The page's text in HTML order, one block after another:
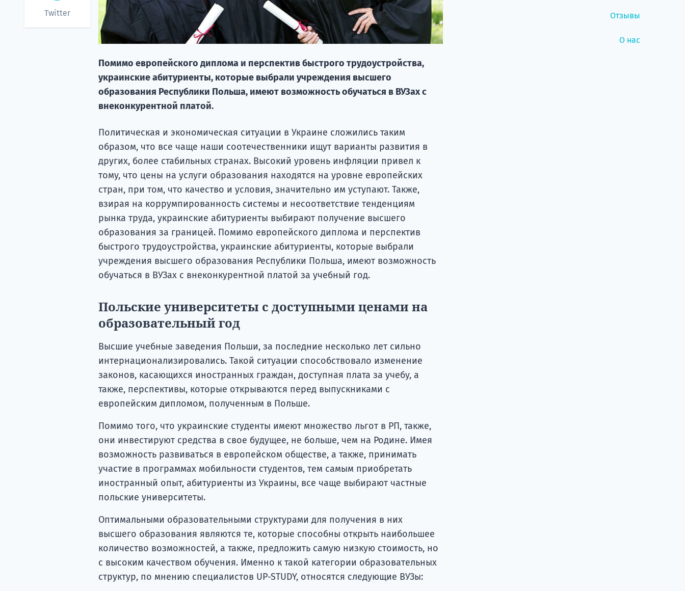
Twitter
Помимо европейского диплома и перспектив быстрого трудоустройства,
украинские абитуриенты, которые выбрали учреждения высшего
образования Республики Польша, имеют возможность обучаться в ВУЗах с
внеконкурентной платой.
Политическая и экономическая ситуации в Украине сложились таким
образом, что все чаще наши соотечественники ищут варианты развития в
других, более стабильных странах. Высокий уровень инфляции привел к
тому, что цены на услуги образования находятся на уровне европейских
стран, при том, что качество и условия, значительно им уступают. Также,
взирая на коррумпированность системы и несоответствие тенденциям
рынка труда, украинские абитуриенты выбирают получение высшего
образования за границей. Помимо европейского диплома и перспектив
быстрого трудоустройства, украинские абитуриенты, которые выбрали
учреждения высшего образования Республики Польша, имеют возможность
обучаться в ВУЗах с внеконкурентной платой за учебный год.
Польские университеты с доступными ценами на
образовательный год
Высшие учебные заведения Польши, за последние несколько лет сильно
интернационализировались. Такой ситуации способствовало изменение
законов, касающихся иностранных граждан, доступная плата за учебу, а
также, перспективы, которые открываются перед выпускниками с
европейским дипломом, полученным в Польше.
Помимо того, что украинские студенты имеют множество льгот в РП, также,
они инвестируют средства в свое будущее, не больше, чем на Родине. Имея
возможность развиваться в европейском обществе, а также, принимать
участие в программах мобильности студентов, тем самым приобретать
иностранный опыт, абитуриенты из Украины, все чаще выбирают частные
польские университеты.
Оптимальными образовательными структурами для получения в них
высшего образования являются те, которые способны открыть наибольшее
количество возможностей, а также, предложить самую низкую стоимость, но
с высоким качеством обучения. Именно к такой категории образовательных
структур, по мнению специалистов UP-STUDY, относятся следующие ВУЗы:
Отзывы
О нас